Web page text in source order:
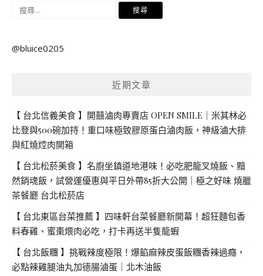
搜
鍵
@bluice0205
近期文章
【 台北信義美食 】開囍滷肉專賣店 OPEN SMILE｜米其林必
比登與500碗加持！重口味極致膠原蛋白滷肉飯，神級滷大排
與紅燒焢肉開箱
【 台北松菸美食 】名廚坐鎮道地港味！必吃肥龍叉燒飯、黯
然銷魂飯，試營運優惠與平日外帶85折大公開｜極之好味 燒臘
茶餐廳 台北松菸店
【 台北東區台菜推薦 】四味軒台菜餐廳新開幕！超狂麵包香
料春雞、蜜棗煨肉必吃，打卡再送半隻龍蝦
【 台北飯糰 】挑戰辣度極限！爆餡麻辣皮蛋飯糰香辣過癮，
必點辣雞腿油丸加德腸滷蛋｜北木油飯